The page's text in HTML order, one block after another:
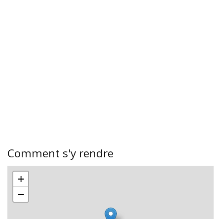
Comment s'y rendre
+
−